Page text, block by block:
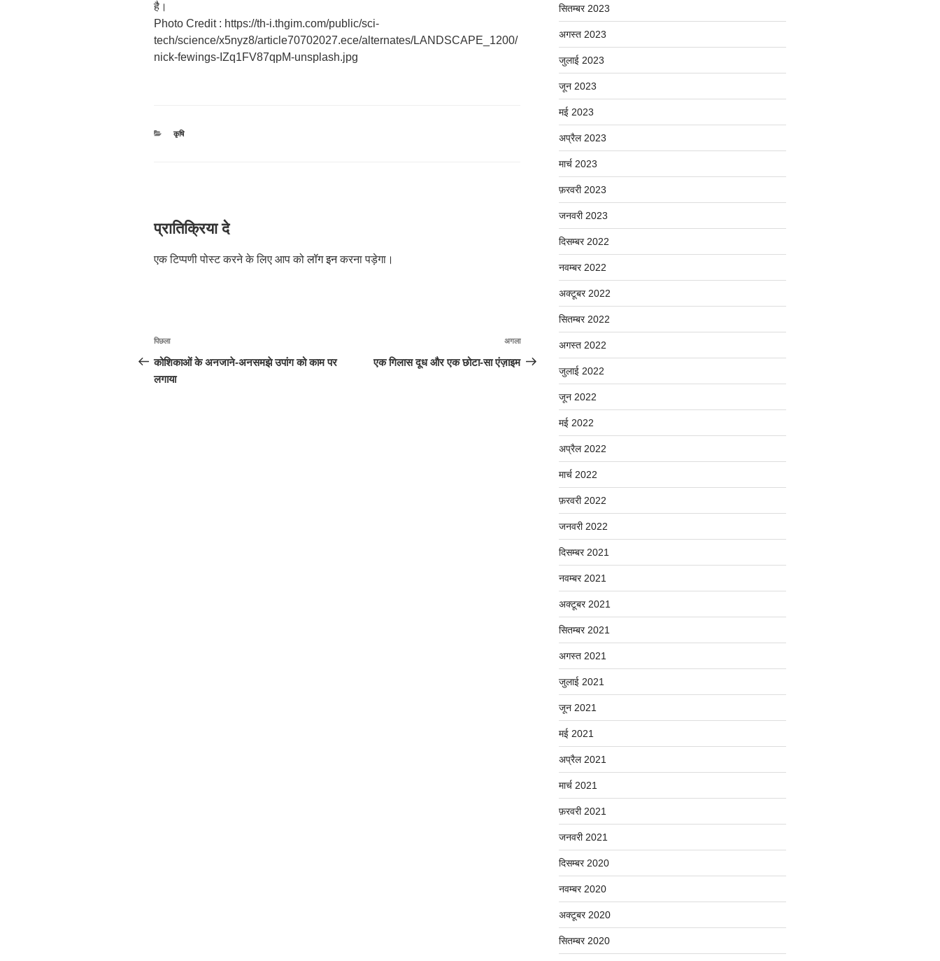
है।
Photo Credit : https://th-i.thgim.com/public/sci-
tech/science/x5nyz8/article70702027.ece/alternates/LANDSCAPE_1200/
nick-fewings-IZq1FV87qpM-unsplash.jpg
श्रेणियाँ
कृषि
प्रातिक्रिया दे
एक टिप्पणी पोस्ट करने के लिए आप कोलॉग इनकरना पड़ेगा।
पोस्ट
नेविगेशन
पिछला
पोस्ट:
पिछला
कोशिकाओं के अनजाने-अनसमझे उपांग को काम पर
लगाया
अगली
पोस्ट
अगला
एक गिलास दूध और एक छोटा-सा एंज़ाइम
सितम्बर 2023
अगस्त 2023
जुलाई 2023
जून 2023
मई 2023
अप्रैल 2023
मार्च 2023
फ़रवरी 2023
जनवरी 2023
दिसम्बर 2022
नवम्बर 2022
अक्टूबर 2022
सितम्बर 2022
अगस्त 2022
जुलाई 2022
जून 2022
मई 2022
अप्रैल 2022
मार्च 2022
फ़रवरी 2022
जनवरी 2022
दिसम्बर 2021
नवम्बर 2021
अक्टूबर 2021
सितम्बर 2021
अगस्त 2021
जुलाई 2021
जून 2021
मई 2021
अप्रैल 2021
मार्च 2021
फ़रवरी 2021
जनवरी 2021
दिसम्बर 2020
नवम्बर 2020
अक्टूबर 2020
सितम्बर 2020